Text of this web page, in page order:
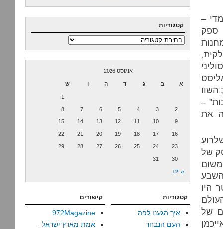
–
ספק
השוו
–
את
לרשימת המפלצות של המאה ה-20, שלרוע
של
היו
של
קטגוריות
קטגוריות
אוגוסט 2026
א ב ג ד ה ו ש
1
2
3
4
5
6
7
8
9
10
11
12
13
14
15
16
17
18
19
20
21
22
23
24
25
26
27
28
29
30
31
« ינו
קטגוריות
איך הגענו לפה
העם הנבחר
קישורים
972Magazine
אמת מארץ ישראל -